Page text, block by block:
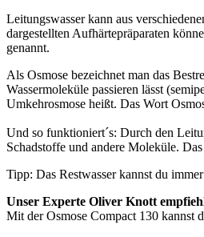
Leitungswasser kann aus
dargestellten Aufhärtepräparaten
genannt.
Als Osmose bezeichnet man das
Wassermoleküle passieren lässt
Umkehrosmose heißt. Das Wort
Und so funktioniert´s: Durch den
Schadstoffe und andere Moleküle.
Tipp: Das Restwasser kannst du
Unser Experte Oliver Knott
Mit der Osmose Compact 130 kannst